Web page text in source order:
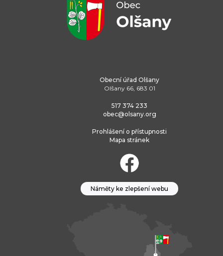
Obecní úřad Olšany
Olšany 66, 683 01
517 374 233
obec@olsany.org
Prohlášení o přístupnosti
Mapa stránek
Náměty ke zlepšení webu